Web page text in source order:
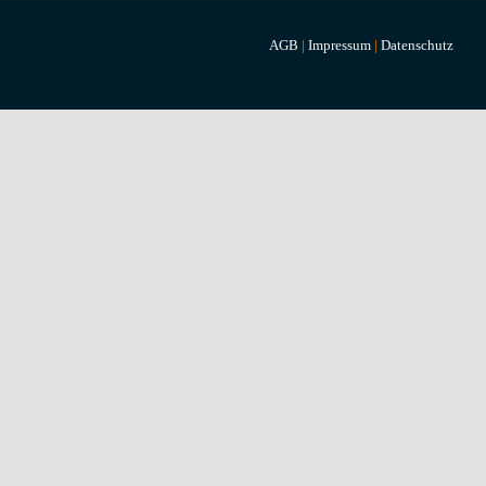
AGB | Impressum | Datenschutz